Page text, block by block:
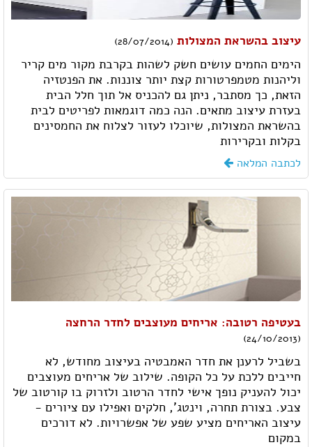
עיצוב בהשראת המצולות (28/07/2014)
הימים החמים עושים חשק לשהות בקרבת מקור מים קריר
וליהנות מטמפרטורות קצת יותר צוננות. את הפנטזיה
הזאת, כך מסתבר, ניתן גם להכניס אל תוך חלל הבית
בעזרת עיצוב מתאים. הנה כמה דוגמאות לפריטים לבית
בהשראת המצולות, שיוכלו לעזור לצלוח את החמסינים
בקלות ובקרירות
לכתבה המלאה
בעטיפה רטובה: אריחים מעוצבים לחדר הרחצה
(24/10/2013)
בשביל לרענן את חדר האמבטיה בעיצוב מחודש, לא
חייבים ללכת על כל הקופה. שילוב של אריחים מעוצבים
יכול להעניק נופך אישי לחדר הרטוב ולזרוק בו קורטוב של
צבע. בצורת תחרה, וינטג', חלקים ואפילו עם ציורים -
עיצוב האריחים מציע שפע של אפשרויות. לא דורכים
במקום